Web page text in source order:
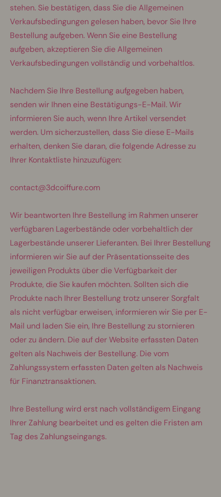
stehen. Sie bestätigen, dass Sie die Allgemeinen
Verkaufsbedingungen gelesen haben, bevor Sie Ihre
Bestellung aufgeben. Wenn Sie eine Bestellung
aufgeben, akzeptieren Sie die Allgemeinen
Verkaufsbedingungen vollständig und vorbehaltlos.
Nachdem Sie Ihre Bestellung aufgegeben haben,
senden wir Ihnen eine Bestätigungs-E-Mail. Wir
informieren Sie auch, wenn Ihre Artikel versendet
werden. Um sicherzustellen, dass Sie diese E-Mails
erhalten, denken Sie daran, die folgende Adresse zu
Ihrer Kontaktliste hinzuzufügen:
contact@3dcoiffure.com
Wir beantworten Ihre Bestellung im Rahmen unserer
verfügbaren Lagerbestände oder vorbehaltlich der
Lagerbestände unserer Lieferanten. Bei Ihrer Bestellung
informieren wir Sie auf der Präsentationsseite des
jeweiligen Produkts über die Verfügbarkeit der
Produkte, die Sie kaufen möchten. Sollten sich die
Produkte nach Ihrer Bestellung trotz unserer Sorgfalt
als nicht verfügbar erweisen, informieren wir Sie per E-
Mail und laden Sie ein, Ihre Bestellung zu stornieren
oder zu ändern. Die auf der Website erfassten Daten
gelten als Nachweis der Bestellung. Die vom
Zahlungssystem erfassten Daten gelten als Nachweis
für Finanztransaktionen.
Ihre Bestellung wird erst nach vollständigem Eingang
Ihrer Zahlung bearbeitet und es gelten die Fristen am
Tag des Zahlungseingangs.